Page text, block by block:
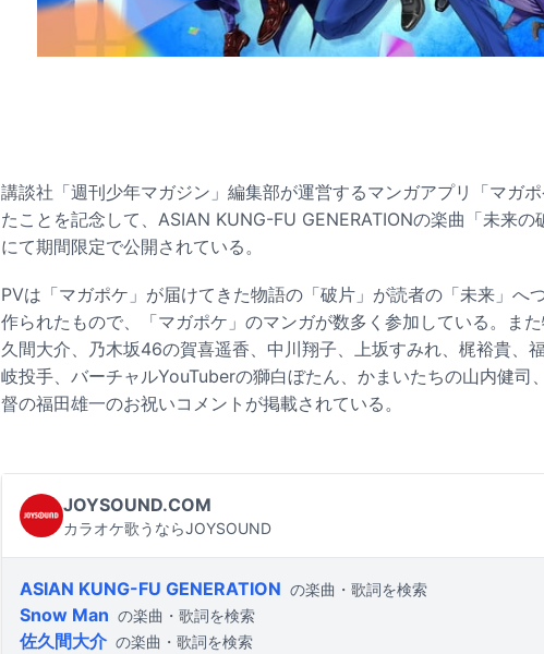
講談社「週刊少年マガジン」編集部が運営するマンガアプリ「マガ
たことを記念して、ASIAN KUNG-FU GENERATIONの楽曲「未来
にて期間限定で公開されている。
PVは「マガポケ」が届けてきた物語の「破片」が読者の「未来」へ
作られたもので、「マガポケ」のマンガが数多く参加している。ま
久間大介、乃木坂46の賀喜遥香、中川翔子、上坂すみれ、梶裕貴、
岐投手、バーチャルYouTuberの獅白ぼたん、かまいたちの山内健司
督の福田雄一のお祝いコメントが掲載されている。
JOYSOUND.COM
カラオケ歌うならJOYSOUND
ASIAN KUNG-FU GENERATION の楽曲・歌詞を検索
Snow Man の楽曲・歌詞を検索
佐久間大介 の楽曲・歌詞を検索